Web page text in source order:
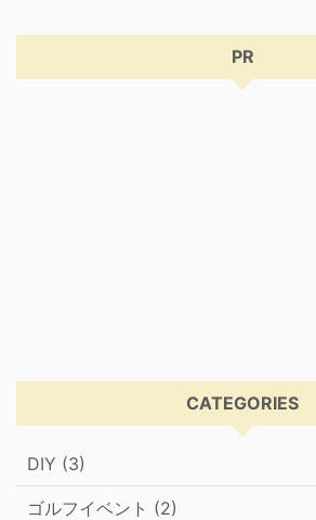
PR
CATEGORIES
DIY (3)
ゴルフイベント (2)